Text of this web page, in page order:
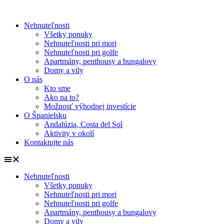
Nehnuteľnosti
Všetky ponuky
Nehnuteľnosti pri mori
Nehnuteľnosti pri golfe
Apartmány, penthousy a bungalovy
Domy a vily
O nás
Kto sme
Ako na to?
Možnosť výhodnej investície
O Španielsku
Andalúzia, Costa del Sol
Aktivity v okolí
Kontaktujte nás
Nehnuteľnosti
Všetky ponuky
Nehnuteľnosti pri mori
Nehnuteľnosti pri golfe
Apartmány, penthousy a bungalovy
Domy a vily